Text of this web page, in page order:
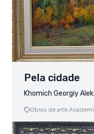
Pela cidade
Khomich Georgiy
Obras de arte,